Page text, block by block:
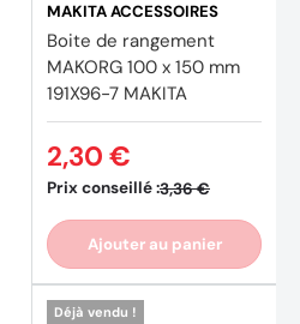
MAKITA ACCESSOIRES
Boite de rangement
MAKORG 100 x 150 mm
191X96-7 MAKITA
Prix conseillé :3,36 €
2,30 €
Ajouter au panier
Déjà vendu !